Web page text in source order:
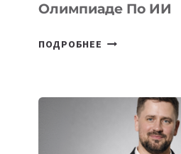
Олимпиаде По ИИ
ПОДРОБНЕЕ КАЗАХСТАНСКИЙ
ВТОРОЕ
МЕСТО